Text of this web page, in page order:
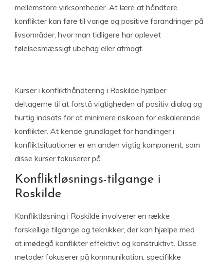
mellemstore virksomheder. At lære at håndtere
konflikter kan føre til varige og positive forandringer på
livsområder, hvor man tidligere har oplevet
følelsesmæssigt ubehag eller afmagt.
Kurser i konflikthåndtering i Roskilde hjælper
deltagerne til at forstå vigtigheden af positiv dialog og
hurtig indsats for at minimere risikoen for eskalerende
konflikter. At kende grundlaget for handlinger i
konfliktsituationer er en anden vigtig komponent, som
disse kurser fokuserer på.
Konfliktløsnings-tilgange i
Roskilde
Konfliktløsning i Roskilde involverer en række
forskellige tilgange og teknikker, der kan hjælpe med
at imødegå konflikter effektivt og konstruktivt. Disse
metoder fokuserer på kommunikation, specifikke